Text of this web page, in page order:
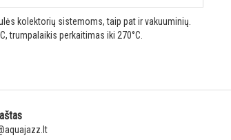
kolektorių sistemoms, taip pat ir vakuuminių.
trumpalaikis perkaitimas iki 270°C.